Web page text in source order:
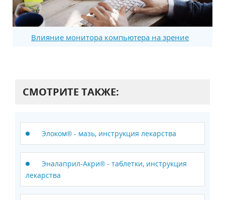
Влияние монитора компьютера на зрение
СМОТРИТЕ ТАКЖЕ:
Элоком® - мазь, инструкция лекарства
Эналаприл-Акри® - таблетки, инструкция
лекарства